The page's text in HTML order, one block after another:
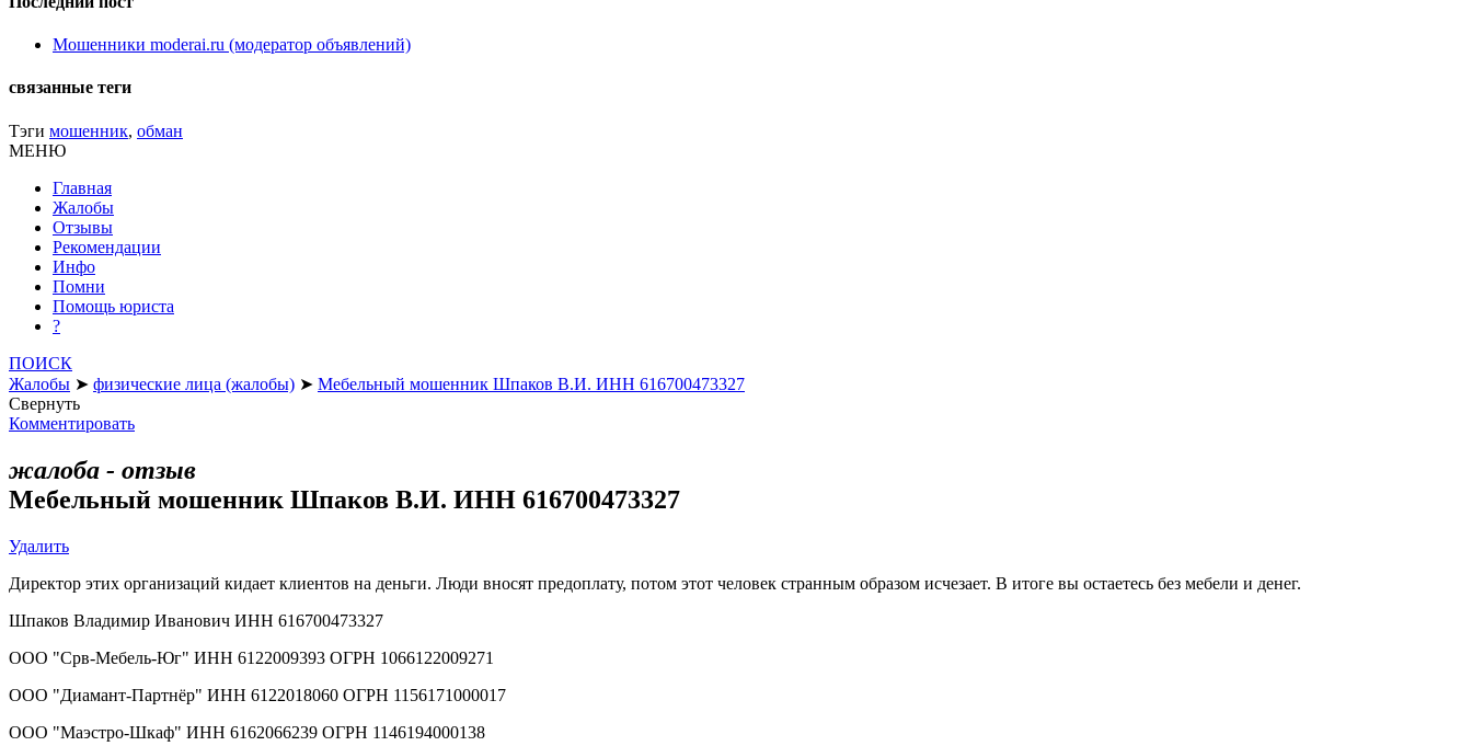
Мошенники moderai.ru (модератор объявлений)
связанные теги
Тэги мошенник, обман
МЕНЮ
Главная
Жалобы
Отзывы
Рекомендации
Инфо
Помни
Помощь юриста
?
ПОИСК
Жалобы ➤ физические лица (жалобы) ➤ Мебельный мошенник Шпаков В.И. ИНН 616700473327
Свернуть
Комментировать
жалоба - отзыв
Мебельный мошенник Шпаков В.И. ИНН 616700473327
Удалить
Директор этих организаций кидает клиентов на деньги. Люди вносят предоплату, потом этот человек странным образом исчезает. В итоге вы остаетесь без мебели и денег.
Шпаков Владимир Иванович ИНН 616700473327
ООО "Срв-Мебель-Юг" ИНН 6122009393 ОГРН 1066122009271
ООО "Диамант-Партнёр" ИНН 6122018060 ОГРН 1156171000017
ООО "Маэстро-Шкаф" ИНН 6162066239 ОГРН 1146194000138